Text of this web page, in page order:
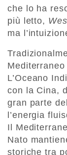
che lo ha
più letto,
ma
L’Oceano
con la Cina,
gran parte
l’energia
Il
Nato
storiche tra